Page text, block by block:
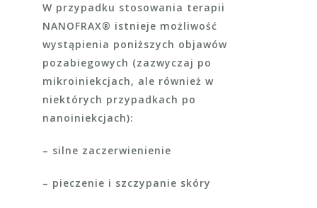
W przypadku stosowania terapii
NANOFRAX® istnieje możliwość
wystąpienia poniższych objawów
pozabiegowych (zazwyczaj po
mikroiniekcjach, ale również w
niektórych przypadkach po
nanoiniekcjach):
– silne zaczerwienienie
– pieczenie i szczypanie skóry